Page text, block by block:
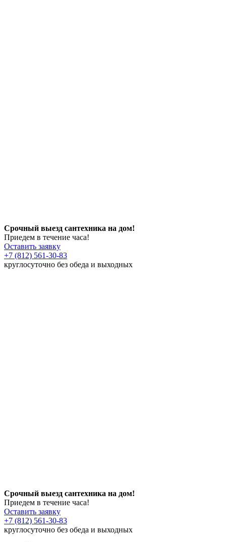
Срочный выезд сантехника на дом!
Приедем в течение часа!
Оставить заявку
+7 (812) 561-30-83
круглосуточно без обеда и выходных
Срочный выезд сантехника на дом!
Приедем в течение часа!
Оставить заявку
+7 (812) 561-30-83
круглосуточно без обеда и выходных